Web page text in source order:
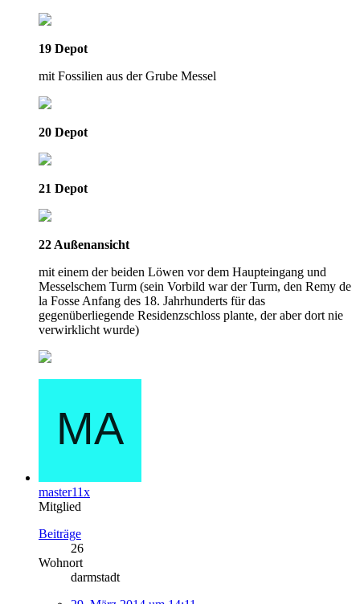
19 Depot
mit Fossilien aus der Grube Messel
20 Depot
21 Depot
22 Außenansicht
mit einem der beiden Löwen vor dem Haupteingang und
Messelschem Turm (sein Vorbild war der Turm, den Remy de
la Fosse Anfang des 18. Jahrhunderts für das
gegenüberliegende Residenzschloss plante, der aber dort nie
verwirklicht wurde)
master11x
Mitglied
Beiträge
26
Wohnort
darmstadt